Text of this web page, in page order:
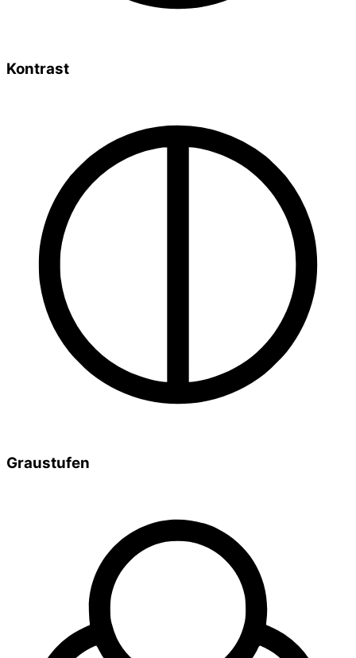
Kontrast
Graustufen